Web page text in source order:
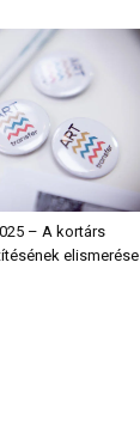
– A kortárs
elismerése